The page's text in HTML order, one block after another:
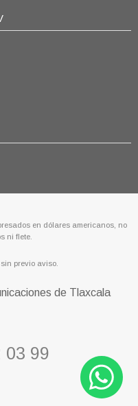
en dólares americanos, no
ni flete.
previo aviso.
de Tlaxcala
03 99